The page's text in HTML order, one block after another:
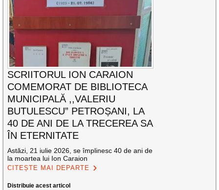
SCRIITORUL ION CARAION
COMEMORAT DE BIBLIOTECA
MUNICIPALĂ ,,VALERIU
BUTULESCU” PETROȘANI, LA
40 DE ANI DE LA TRECEREA SA
ÎN ETERNITATE
Astăzi, 21 iulie 2026, se împlinesc 40 de ani de
la moartea lui Ion Caraion
CITEȘTE MAI DEPARTE
Distribuie acest articol